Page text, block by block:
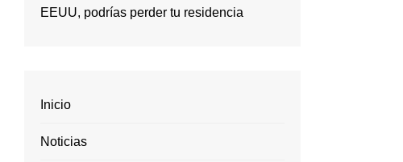
EEUU, podrías perder tu residencia
Inicio
Noticias